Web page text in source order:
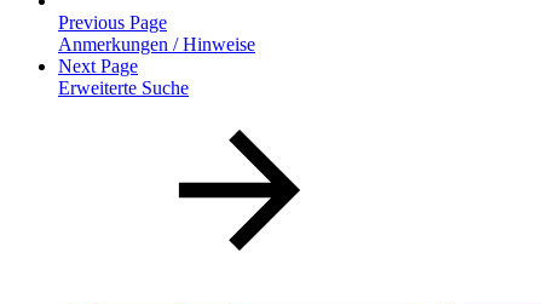
Previous Page
Anmerkungen / Hinweise
Next Page
Erweiterte Suche